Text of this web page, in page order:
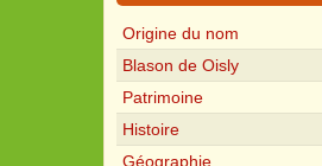
Origine du nom
Blason de Oisly
Patrimoine
Histoire
Géographie